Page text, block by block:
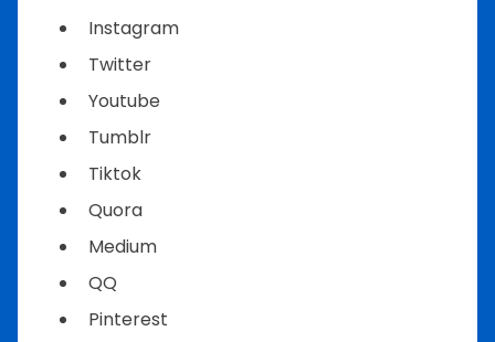
Instagram
Twitter
Youtube
Tumblr
Tiktok
Quora
Medium
QQ
Pinterest